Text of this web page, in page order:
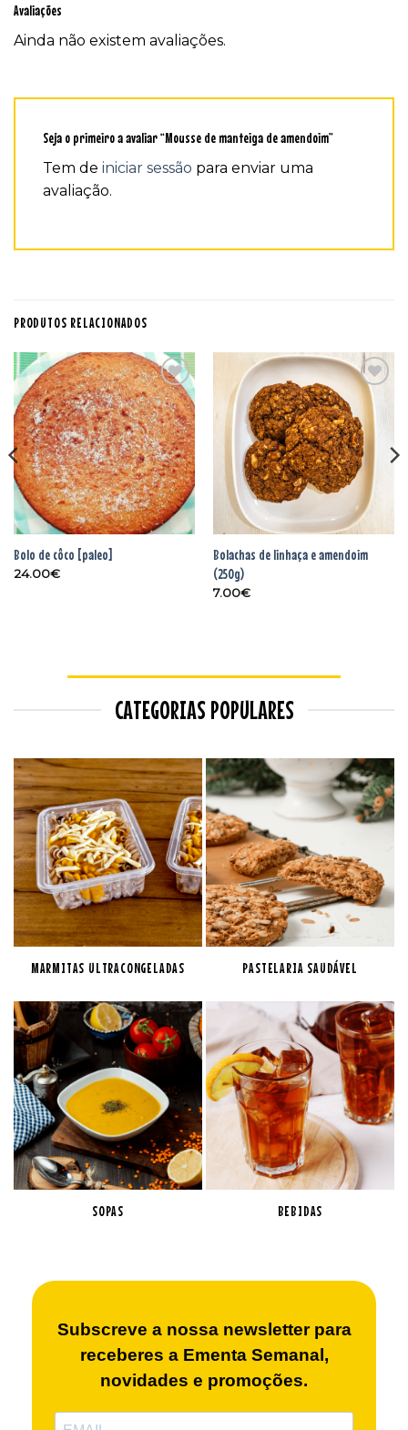
Avaliações
Ainda não existem avaliações.
Seja o primeiro a avaliar “Mousse de manteiga de amendoim”
Tem de iniciar sessão para enviar uma
avaliação.
PRODUTOS RELACIONADOS
Adicionar
aos
favoritos
Bolo de côco [paleo]
24.00€
Adicionar
favoritos
Bolachas de linhaça e amendoim
(250g)
7.00€
CATEGORIAS POPULARES
MARMITAS ULTRACONGELADAS PASTELARIA SAUDÁVEL
SOPAS BEBIDAS